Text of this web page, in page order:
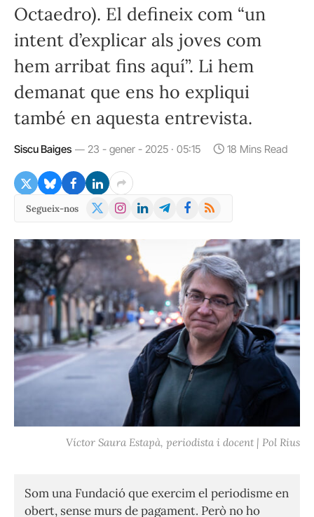
Octaedro). El defineix com “un
intent d’explicar als joves com
hem arribat fins aquí”. Li hem
demanat que ens ho expliqui
també en aquesta entrevista.
Siscu Baiges 23 - gener - 2025 · 05:15 18 Mins Read
Segueix-nos
X
Instagram
LinkedInTelegramFacebook
RSS
Víctor Saura Estapà, periodista i docent | Pol Rius
Som una Fundació que exercim el periodisme en
obert, sense murs de pagament. Però no ho